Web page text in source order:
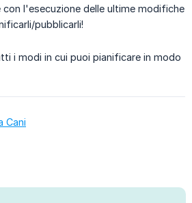
con l'esecuzione delle ultime modifiche
pubblicarli!
i modi in cui puoi pianificare in modo
Cani